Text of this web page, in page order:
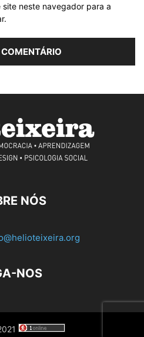
site neste navegador para a
NÓS
NOS